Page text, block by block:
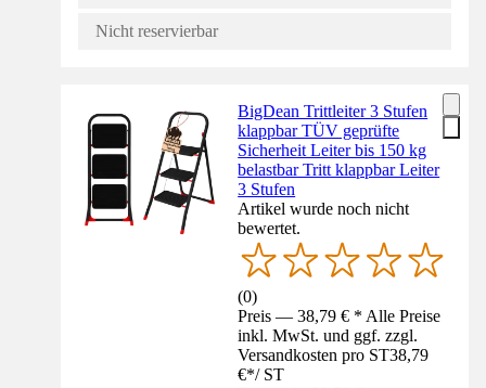
Nicht reservierbar
BigDean Trittleiter 3 Stufen
klappbar TÜV geprüfte
Sicherheit Leiter bis 150 kg
belastbar Tritt klappbar Leiter
3 Stufen
Artikel wurde noch nicht
bewertet.
(0)
Preis — 38,79 € * Alle Preise
inkl. MwSt. und ggf. zzgl.
Versandkosten pro ST38,79
€*/ ST